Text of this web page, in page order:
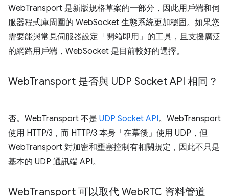
WebTransport 是新版規格草案的一部分，因此用戶端和伺
服器程式庫周圍的 WebSocket 生態系統更加穩固。如果您
需要能與常見伺服器設定「開箱即用」的工具，且支援廣泛
的網路用戶端，WebSocket 是目前較好的選擇。
WebTransport 是否與 UDP Socket API 相同？
否。WebTransport 不是 UDP Socket API。WebTransport
使用 HTTP/3，而 HTTP/3 本身「在幕後」使用 UDP，但
WebTransport 對加密和壅塞控制有相關規定，因此不只是
基本的 UDP 通訊端 API。
WebTransport 可以取代 WebRTC 資料管道